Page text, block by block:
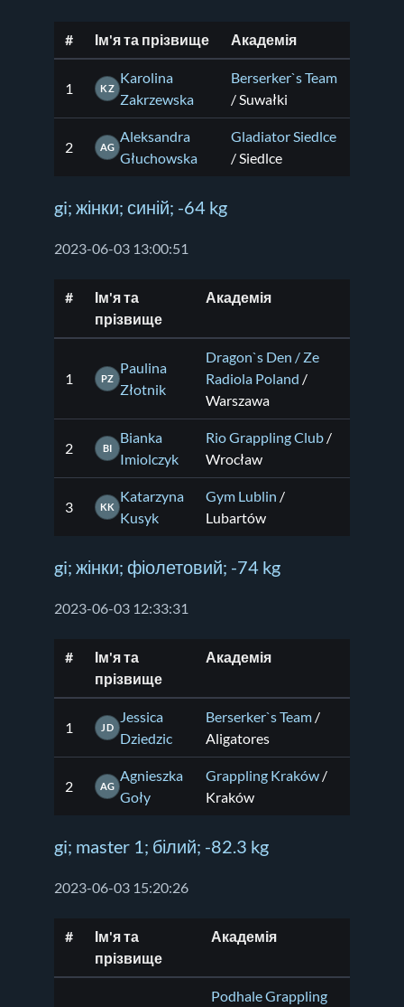
# Ім'я та прізвище Академія
1 KZ
Karolina
Zakrzewska
Berserker`s Team
/ Suwałki
2 AG
Aleksandra
Głuchowska
Gladiator Siedlce
/ Siedlce
gi; жінки; синій; -64 kg
2023-06-03 13:00:51
#
Ім'я та
прізвище
Академія
1 PZ
Paulina
Złotnik
Dragon`s Den / Ze
Radiola Poland /
Warszawa
2 BI
Bianka
Imiolczyk
Rio Grappling Club /
Wrocław
3 KK
Katarzyna
Kusyk
Gym Lublin /
Lubartów
gi; жінки; фіолетовий; -74 kg
2023-06-03 12:33:31
#
Ім'я та
прізвище
Академія
1 JD
Jessica
Dziedzic
Berserker`s Team /
Aligatores
2 AG
Agnieszka
Goły
Grappling Kraków /
Kraków
gi; master 1; білий; -82.3 kg
2023-06-03 15:20:26
#
Ім'я та
прізвище
Академія
Podhale Grappling